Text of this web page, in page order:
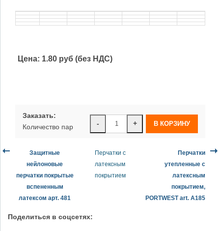
Цена: 1.80 руб (без НДС)
- +
Заказать:
Количество пар
Защитные
нейлоновые
перчатки покрытые
вспененным
латексом арт. 481
Перчатки с
латексным
покрытием
Перчатки
утепленные с
латексным
покрытием,
PORTWEST art. A185
Поделиться в соцсетях: